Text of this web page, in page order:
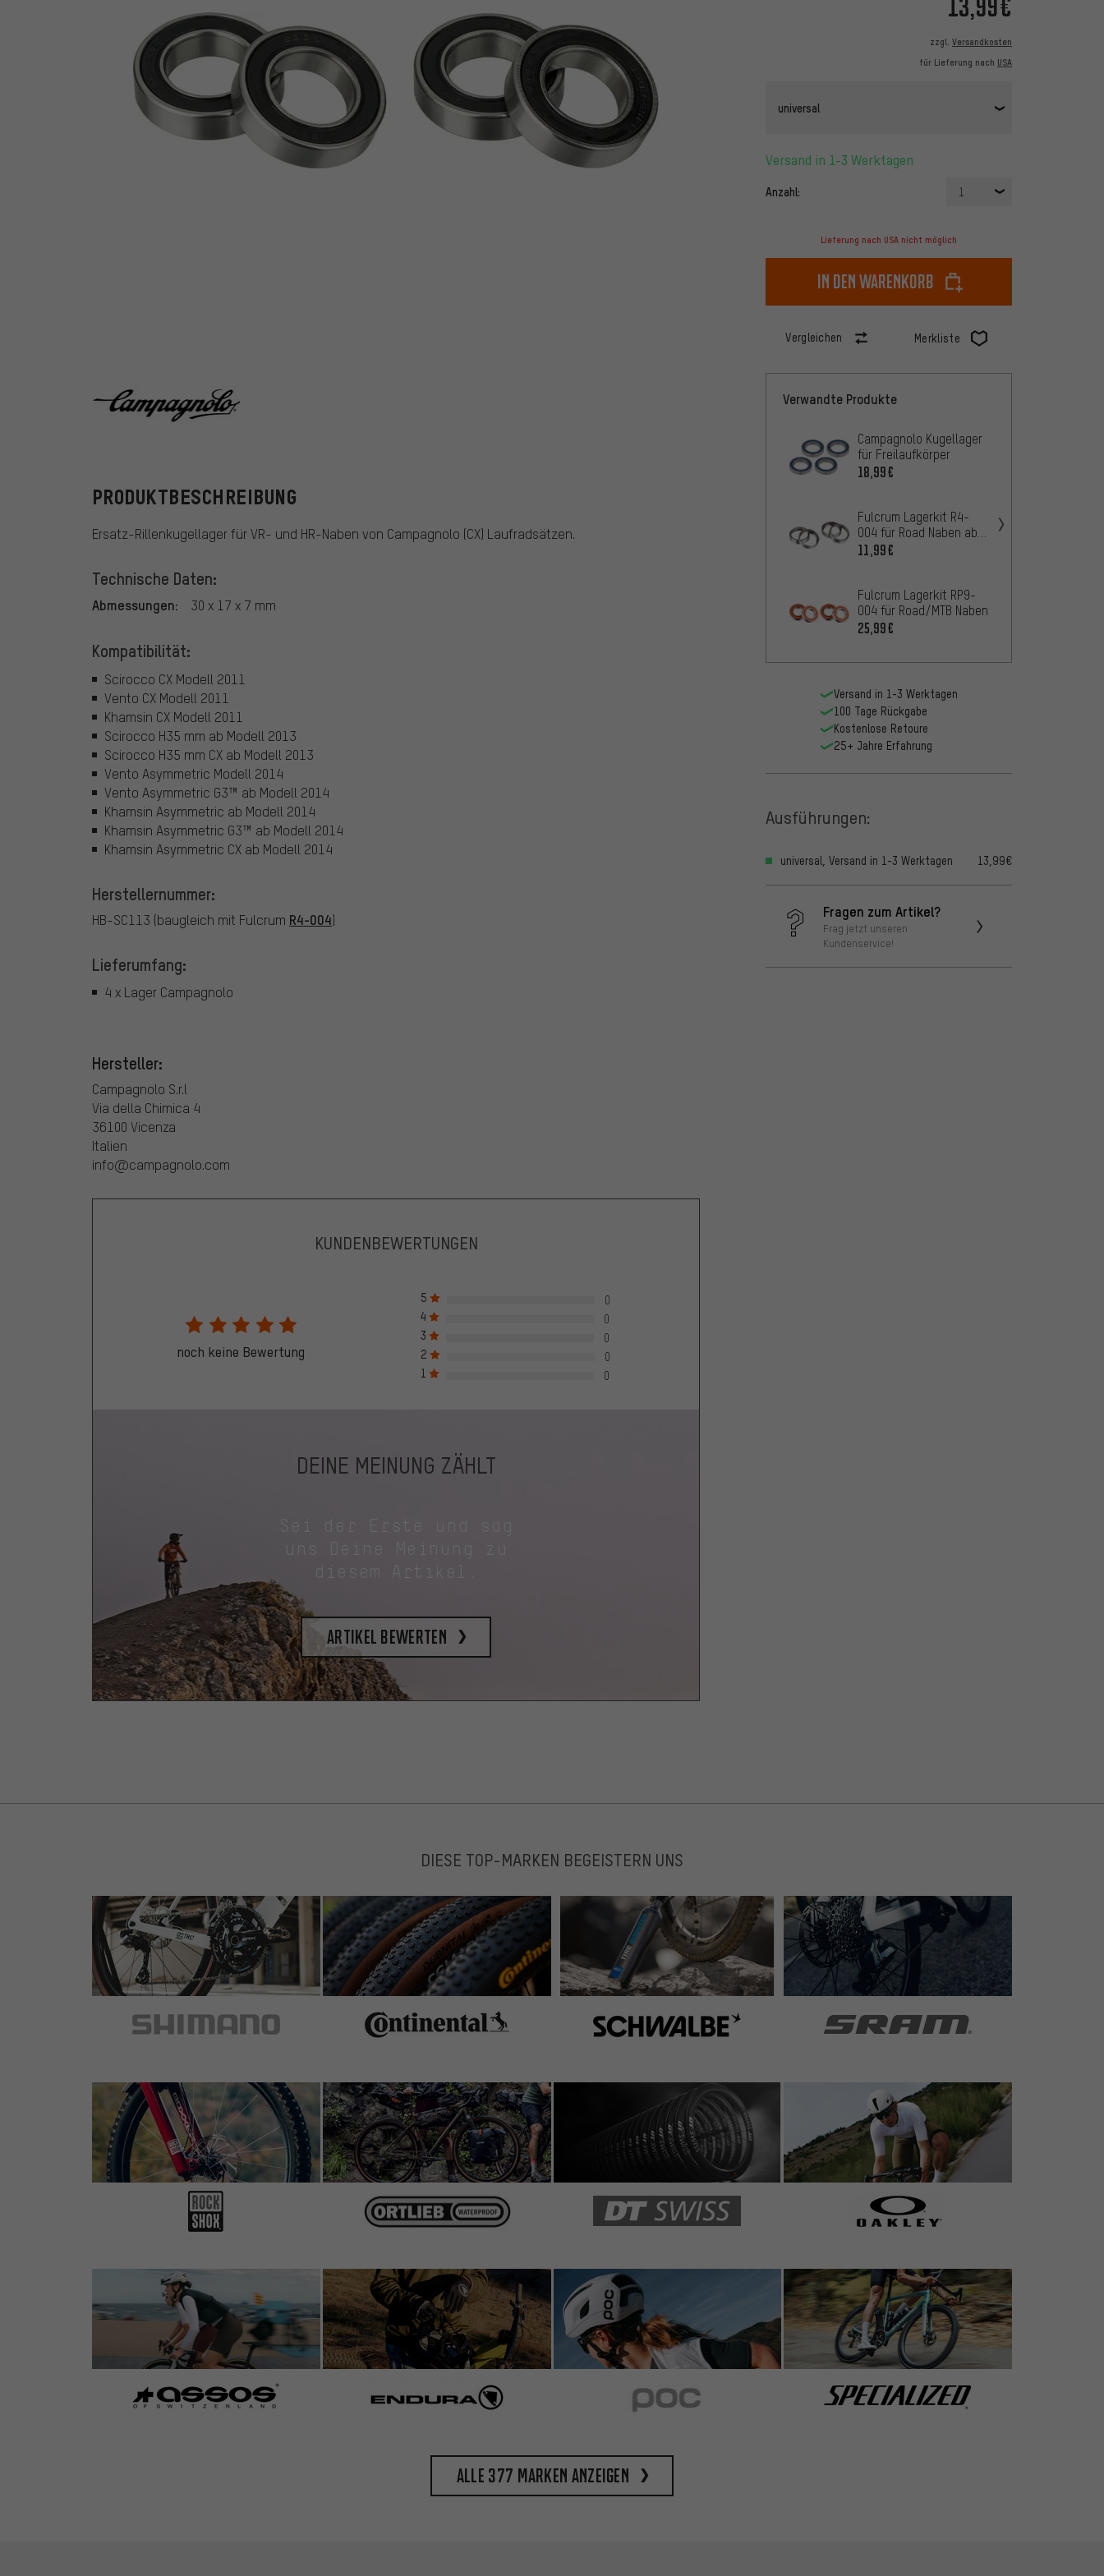
zzgl. Versandkosten
für Lieferung nach USA
universal
Versand in 1-3 Werktagen
Anzahl: 1
Lieferung nach USA nicht möglich
In den Warenkorb
Vergleichen Merkliste
PRODUKTBESCHREIBUNG
Ersatz-Rillenkugellager für VR- und HR-Naben von Campagnolo (CX) Laufradsätzen.
Technische Daten:
Abmessungen: 30 x 17 x 7 mm
Kompatibilität:
Scirocco CX Modell 2011
Vento CX Modell 2011
Khamsin CX Modell 2011
Scirocco H35 mm ab Modell 2013
Scirocco H35 mm CX ab Modell 2013
Vento Asymmetric Modell 2014
Vento Asymmetric G3™ ab Modell 2014
Khamsin Asymmetric ab Modell 2014
Khamsin Asymmetric G3™ ab Modell 2014
Khamsin Asymmetric CX ab Modell 2014
Herstellernummer:
HB-SC113 (baugleich mit Fulcrum R4-004)
Lieferumfang:
4 x Lager Campagnolo
Hersteller:
Campagnolo S.r.l
Via della Chimica 4
36100 Vicenza
Italien
info@campagnolo.com
Verwandte Produkte
Campagnolo Kugellager
für Freilaufkörper
18,99€
Fulcrum Lagerkit R4-
004 für Road Naben ab
Modell 2013
11,99€
Fulcrum Lagerkit RP9-
004 für Road/MTB Naben
25,99€
Versand in 1-3 Werktagen
100 Tage Rückgabe
Kostenlose Retoure
25+ Jahre Erfahrung
Ausführungen:
universal, Versand in 1-3 Werktagen 13,99€
Fragen zum Artikel?
Frag jetzt unseren
Kundenservice!
KUNDENBEWERTUNGEN
noch keine Bewertung
5
0
4
0
3
0
2
0
1
0
DEINE MEINUNG ZÄHLT
diesem Artikel.
Artikel bewerten
DIESE TOP-MARKEN BEGEISTERN UNS
Alle 377 Marken anzeigen